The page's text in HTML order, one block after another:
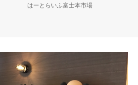
はーとらいふ富士本市場